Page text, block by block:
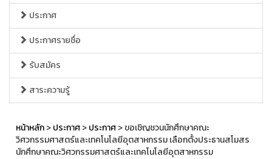
ประกาศ
ประกาศรายชื่อ
รับสมัคร
สาระความรู้
หน้าหลัก>ประกาศ>ประกาศ> ขอเชิญชวนนักศึกษาคณะ
วิศวกรรมศาสตร์และเทคโนโลยีอุตสาหกรรม เลือกตั้งประธานสโมสร
นักศึกษาคณะวิศวกรรมศาสตร์และเทคโนโลยีอุตสาหกรรม